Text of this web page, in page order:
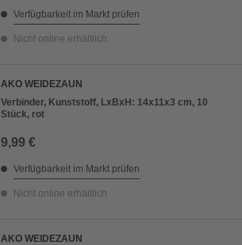
Verfügbarkeit im Markt prüfen
Nicht online erhältlich
AKO WEIDEZAUN
Verbinder, Kunststoff, LxBxH: 14x11x3 cm, 10
Stück, rot
9,99 €
Verfügbarkeit im Markt prüfen
Nicht online erhältlich
AKO WEIDEZAUN